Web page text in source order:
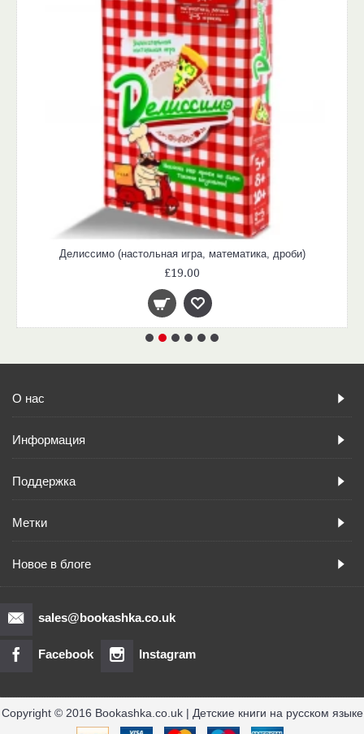
Делиссимо (настольная игра, математика, дроби)
£19.00
О нас
Информация
Поддержка
Метки
Новое в блоге
sales@bookashka.co.uk
Facebook Instagram
Copyright © 2016 Bookashka.co.uk | Детские книги на русском языке